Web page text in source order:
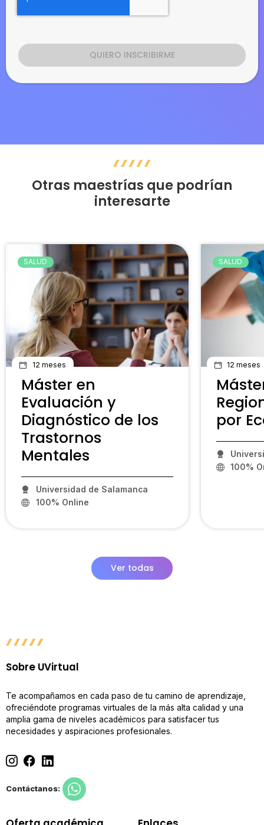
Otras maestrías que podrían
interesarte
SALUD
12 meses
Máster en
Evaluación y
Diagnóstico de los
Trastornos
Mentales
Universidad de Salamanca
100% Online
SALUD
12 meses
por
100%
Ver todas
Sobre UVirtual
Te acompañamos en cada paso de tu camino de aprendizaje,
ofreciéndote programas virtuales de la más alta calidad y una
amplia gama de niveles académicos para satisfacer tus
necesidades y aspiraciones profesionales.
Contáctanos: